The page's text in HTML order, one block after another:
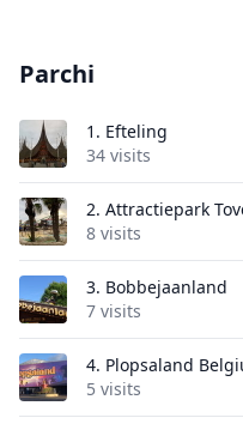
Parchi
1. Efteling
34 visits
2. Attractiepark
8 visits
3. Bobbejaanland
7 visits
4. Plopsaland
5 visits